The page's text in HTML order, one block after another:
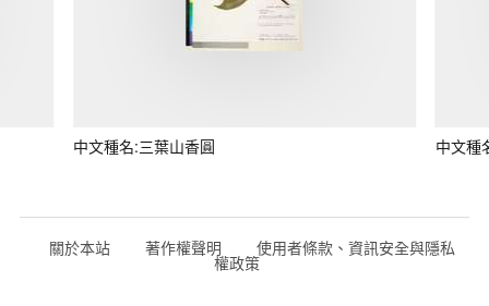
中文種名:三葉山香圓 中文種
關於本站 著作權聲明 使用者條款、資訊安全與隱私
權政策